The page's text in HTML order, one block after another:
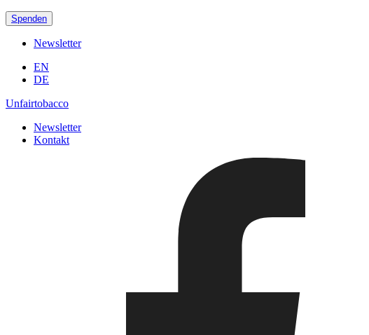
Spenden
Newsletter
EN
DE
Unfairtobacco
Newsletter
Kontakt